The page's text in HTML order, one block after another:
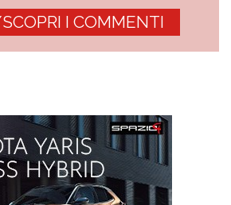
I COMMENTI